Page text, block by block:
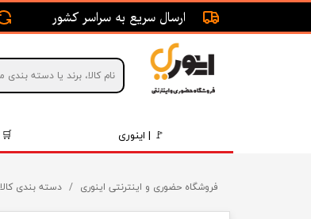
🚩 | اینوری
ارسال سریع به سراسر کشور
فروشگاه حضوری و اینترنتی اینوری دسته بندی